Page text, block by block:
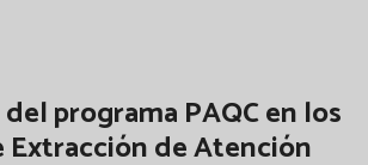
programa PAQC en los
de Atención